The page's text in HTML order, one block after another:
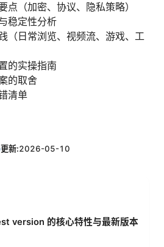
点（加密、协议、隐私策略）
稳定性分析
（日常浏览、视频流、游戏、工
的实操指南
的取舍
清单
更新:2026-05-10
version 的核心特性与最新版本